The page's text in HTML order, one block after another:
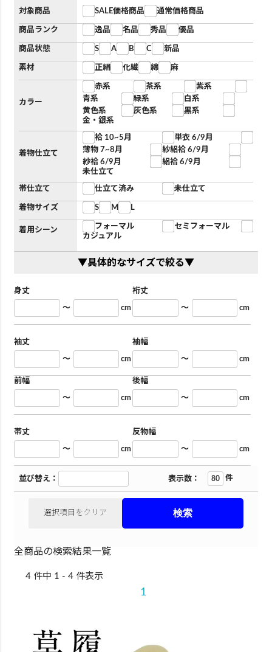
対象商品 SALE価格商品 通常価格商品
商品ランク 逸品 名品 秀品 優品
商品状態 S A B C 新品
素材 正絹 化繊 綿 麻
カラー
赤系 茶系
紫系
青系
緑系
白系
黄色系
灰色系
黒系
金・銀系
着物仕立て
袷 10~5月
単衣 6/9月
薄物 7~8月
紗絽袷 6/9月
紗袷 6/9月
絽袷 6/9月
未仕立て
帯仕立て 仕立て済み 未仕立て
着物サイズ S M L
着用シーン フォーマル
セミフォーマル
カジュアル
▼具体的なサイズで絞る▼
身丈
～ cm
裄丈
～ cm
袖丈
～ cm
袖幅
～ cm
前幅
～ cm
後幅
～ cm
帯丈
～ cm
反物幅
～ cm
並び替え： 表示数： 件
選択項目をクリア
全商品の検索結果一覧
4 件中 1 - 4 件表示
1